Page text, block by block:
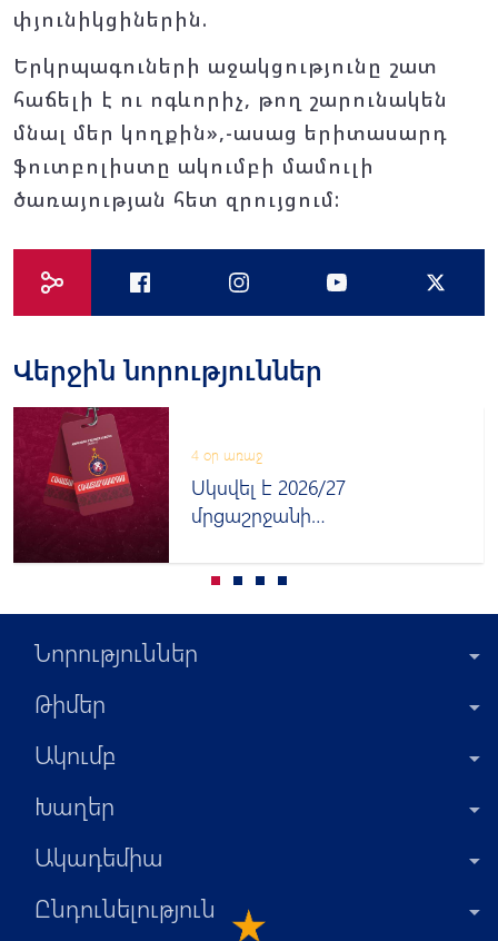
փյունիկցիներին.
Երկրպագուների աջակցությունը շատ
հաճելի է ու ոգևորիչ, թող շարունակեն
մնալ մեր կողքին»,-ասաց երիտասարդ
ֆուտբոլիստը ակումբի մամուլի
ծառայության հետ զրույցում:
Վերջին նորություններ
4 օր առաջ
Սկսվել է 2026/27
մրցաշրջանի
Նորություններ
Թիմեր
Ակումբ
Խաղեր
Ակադեմիա
Ընդունելություն